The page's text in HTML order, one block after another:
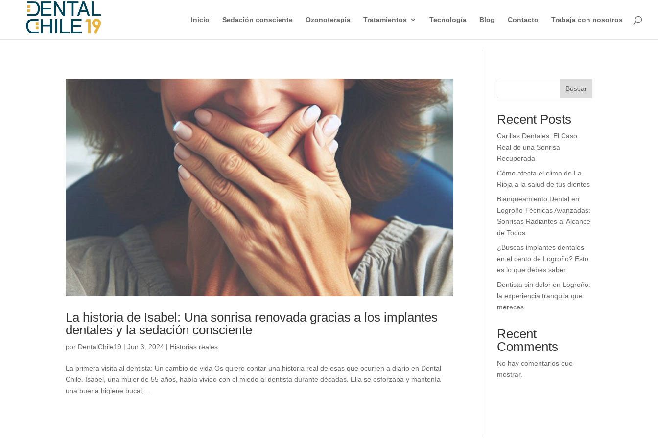
google-site-verification: google7a9a1d61e04d60af.html
Inicio
Sedación consciente Ozonoterapia Tratamientos Tecnología Blog Contacto Trabaja con nosotros
La historia de Isabel: Una sonrisa renovada gracias a los implantes
dentales y la sedación consciente
por DentalChile19 |Jun 3, 2024 | Historias reales
La primera visita al dentista: Un cambio de vida Os quiero contar una historia real de esas que ocurren a diario en Dental
Chile. Isabel, una mujer de 55 años, había vivido con el miedo al dentista durante décadas. Ella se esforzaba y mantenía
una buena higiene bucal,...
Buscar
Recent Posts
Carillas Dentales: El Caso
Real de una Sonrisa
Recuperada
Cómo afecta el clima de La
Rioja a la salud de tus dientes
Blanqueamiento Dental en
Logroño Técnicas Avanzadas:
Sonrisas Radiantes al Alcance
de Todos
¿Buscas implantes dentales
en el cento de Logroño? Esto
es lo que debes saber
Dentista sin dolor en Logroño:
la experiencia tranquila que
mereces
Recent
Comments
No hay comentarios que
mostrar.